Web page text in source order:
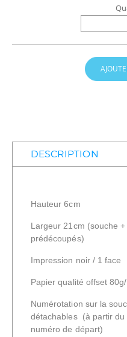
DESCRIPTION
Hauteur 6cm
Largeur 21cm (souche
prédécoupés)
Impression noir / 1 face
Papier qualité offset
Numérotation sur la
détachables (à partir du
numéro de départ)